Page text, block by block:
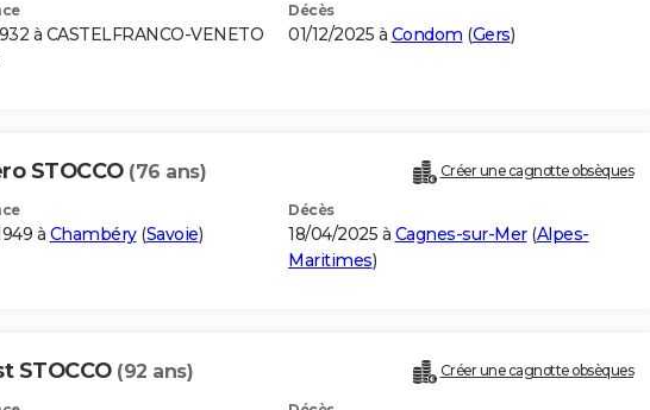
à CASTELFRANCO-VENETO
Décès
01/12/2025 à Condom (Gers)
STOCCO (76 ans) Créer une cagnotte obsèques
à Chambéry(Savoie)
Décès
18/04/2025 à Cagnes-sur-Mer(Alpes-
Maritimes)
STOCCO (92 ans) Créer une cagnotte obsèques